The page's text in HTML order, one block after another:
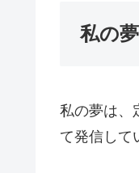
私の
私の夢は、
て発信して